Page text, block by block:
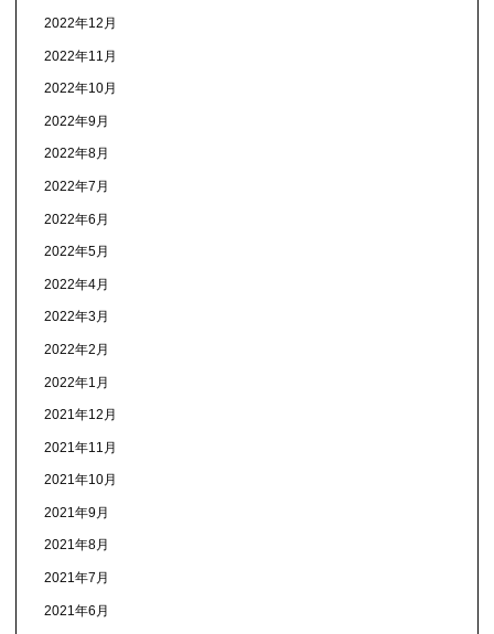
2022年12月
2022年11月
2022年10月
2022年9月
2022年8月
2022年7月
2022年6月
2022年5月
2022年4月
2022年3月
2022年2月
2022年1月
2021年12月
2021年11月
2021年10月
2021年9月
2021年8月
2021年7月
2021年6月